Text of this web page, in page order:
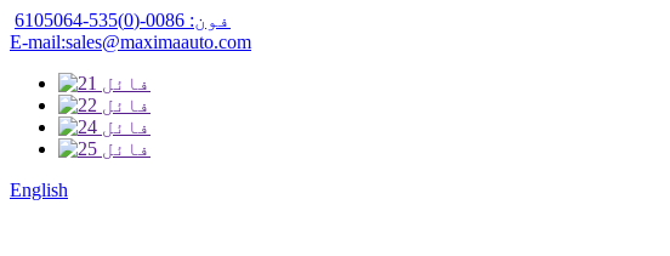
فون: 0086-(0)535-6105064
E-mail:sales@maximaauto.com
English